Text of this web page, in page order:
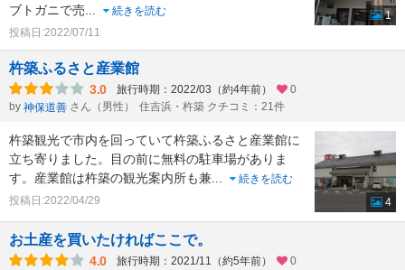
ブトガニで売...
続きを読む
投稿日:2022/07/11
1
杵築ふるさと産業館
3.0 旅行時期：2022/03（約4年前）
0
by 神保道善 さん（男性） 住吉浜・杵築 クチコミ：21件
杵築観光で市内を回っていて杵築ふるさと産業館に
立ち寄りました。目の前に無料の駐車場がありま
す。産業館は杵築の観光案内所も兼...
続きを読む
投稿日:2022/04/29
4
お土産を買いたければここで。
4.0 旅行時期：2021/11（約5年前）
0